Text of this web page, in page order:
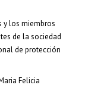
y los miembros
de la sociedad
de protección
Felicia